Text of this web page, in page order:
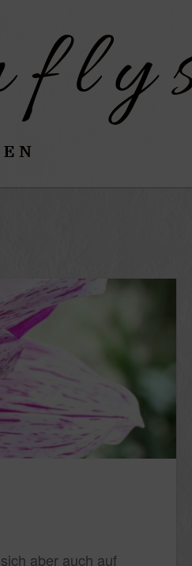
aber auch auf